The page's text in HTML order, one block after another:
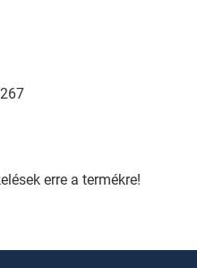
erre a termékre!